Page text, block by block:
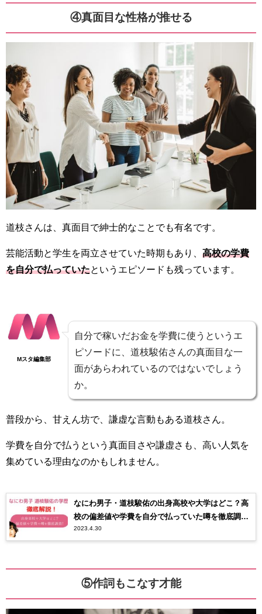
④真面目な性格が推せる
道枝さんは、真面目で紳士的なことでも有名です。
芸能活動と学生を両立させていた時期もあり、 高校の学費
を自分で払っていたというエピソードも残っています。
Mスタ編集部
自分で稼いだお金を学費に使うというエ
ピソードに、道枝駿佑さんの真面目な一
面があらわれているのではないでしょう
か。
普段から、甘えん坊で、謙虚な言動もある道枝さん。
学費を自分で払うという真面目さや謙虚さも、高い人気を
集めている理由なのかもしれません。
なにわ男子・道枝駿佑の出身高校や大学はどこ？高
校の偏差値や学費を自分で払っていた噂を徹底調
査！
2023.4.30
⑤作詞もこなす才能